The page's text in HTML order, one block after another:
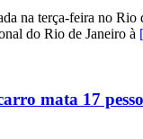
na terça-feira no Rio
do Rio de Janeiro à
mata 17